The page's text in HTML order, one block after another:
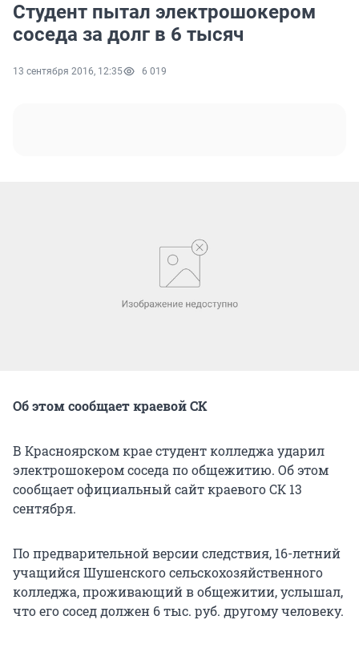
Студент пытал электрошокером
соседа за долг в 6 тысяч
13 сентября 2016, 12:35 6 019
Об этом сообщает краевой СК
В Красноярском крае студент колледжа ударил
электрошокером соседа по общежитию. Об этом
сообщает официальный сайт краевого СК 13
сентября.
По предварительной версии следствия, 16-летний
учащийся Шушенского сельскохозяйственного
колледжа, проживающий в общежитии, услышал,
что его сосед должен 6 тыс. руб. другому человеку.